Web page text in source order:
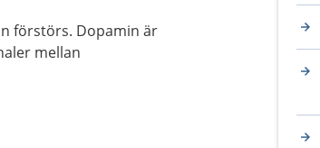
förstörs. Dopamin är
mellan